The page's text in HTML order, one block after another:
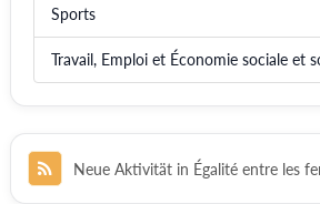
Sports
Travail, Emploi et Économie sociale et
Neue Aktivität in Égalité entre les